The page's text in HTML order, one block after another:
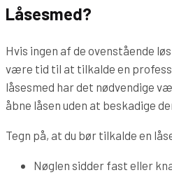
Låsesmed?
Hvis ingen af de ovenstående
være tid til at tilkalde en
låsesmed har det nødvendige
åbne låsen uden at beskadige
Tegn på, at du bør tilkalde en
Nøglen sidder fast eller